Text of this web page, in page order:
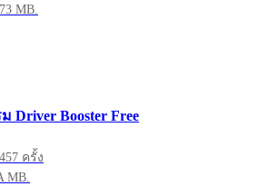
MB.
Driver Booster Free
ครั้ง
MB.